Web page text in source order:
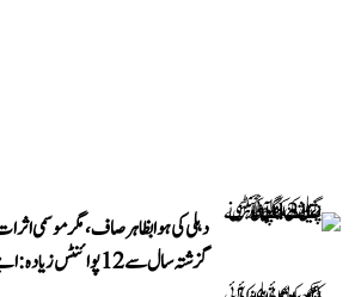
دہلی کی ہوا بظاہر صاف، مگر موسمی
گزشتہ سال سے 12 پوائنٹس زیادہ: اجے ماکن